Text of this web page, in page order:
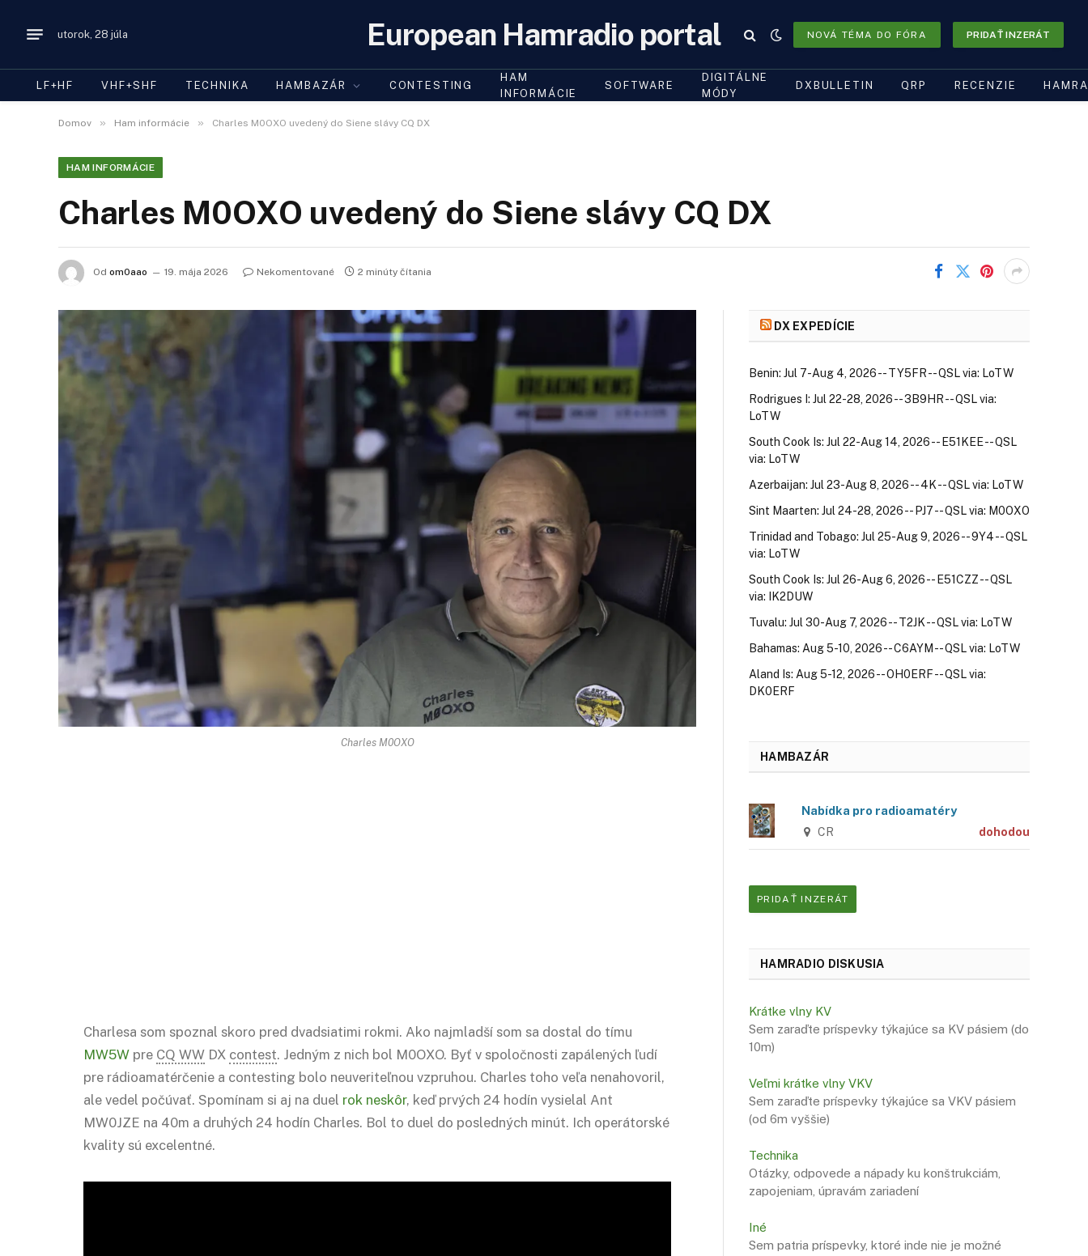
utorok, 28 júla European Hamradio portal NOVÁ TÉMA DO FÓRA PRIDAŤ INZERÁT
LF+HF VHF+SHF TECHNIKA HAMBAZÁR CONTESTING
HAM
INFORMÁCIE
SOFTWARE
DIGITÁLNE
MÓDY
DXBULLETIN QRP RECENZIE
Domov » Ham informácie » Charles M0OXO uvedený do Siene slávy CQ DX
HAM INFORMÁCIE
Charles M0OXO uvedený do Siene slávy CQ DX
Od om0aao 19. mája 2026 Nekomentované 2 minúty čítania
Charles M0OXO
Charlesa som spoznal skoro pred dvadsiatimi rokmi. Ako najmladší som sa dostal do tímu
MW5W pre CQ WW DX contest. Jedným z nich bol M0OXO. Byť v spoločnosti zapálených ľudí
pre rádioamatérčenie a contesting bolo neuveriteľnou vzpruhou. Charles toho veľa nenahovoril,
ale vedel počúvať. Spomínam si aj na duel rok neskôr, keď prvých 24 hodín vysielal Ant
MW0JZE na 40m a druhých 24 hodín Charles. Bol to duel do posledných minút. Ich operátorské
kvality sú excelentné.
DX EXPEDÍCIE
Benin: Jul 7-Aug 4, 2026 -- TY5FR -- QSL via: LoTW
Rodrigues I: Jul 22-28, 2026 -- 3B9HR -- QSL via:
LoTW
South Cook Is: Jul 22-Aug 14, 2026 -- E51KEE -- QSL
via: LoTW
Azerbaijan: Jul 23-Aug 8, 2026 -- 4K -- QSL via: LoTW
Sint Maarten: Jul 24-28, 2026 -- PJ7 -- QSL via: M0OXO
Trinidad and Tobago: Jul 25-Aug 9, 2026 -- 9Y4 -- QSL
via: LoTW
South Cook Is: Jul 26-Aug 6, 2026 -- E51CZZ -- QSL
via: IK2DUW
Tuvalu: Jul 30-Aug 7, 2026 -- T2JK -- QSL via: LoTW
Bahamas: Aug 5-10, 2026 -- C6AYM -- QSL via: LoTW
Aland Is: Aug 5-12, 2026 -- OH0ERF -- QSL via:
DK0ERF
HAMBAZÁR
Nabídka pro radioamatéry
CR dohodou
PRIDAŤ INZERÁT
HAMRADIO DISKUSIA
Krátke vlny KV
Sem zaraďte príspevky týkajúce sa KV pásiem (do
10m)
Veľmi krátke vlny VKV
Sem zaraďte príspevky týkajúce sa VKV pásiem
(od 6m vyššie)
Technika
Otázky, odpovede a nápady ku konštrukciám,
zapojeniam, úpravám zariadení
Iné
Sem patria príspevky, ktoré inde nie je možné